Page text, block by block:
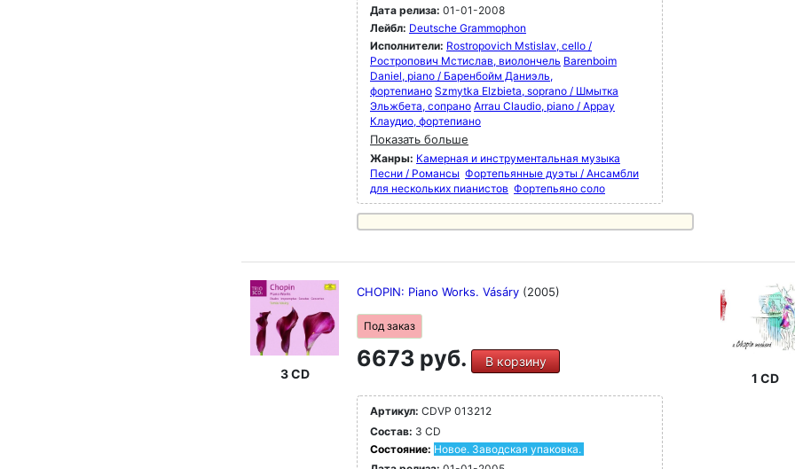
Дата релиза: 01-01-2008
Лейбл: Deutsche Grammophon
Исполнители: Rostropovich Mstislav, cello /
Ростропович Мстислав, виолончель Barenboim
Daniel, piano / Баренбойм Даниэль,
фортепиано Szmytka Elzbieta, soprano / Шмытка
Эльжбета, сопрано Arrau Claudio, piano / Аррау
Клаудио, фортепиано
Показать больше
Жанры: Камерная и инструментальная музыка
Песни / Романсы Фортепьянные дуэты / Ансамбли
для нескольких пианистов Фортепьяно соло
3 CD
CHOPIN: Piano Works. Vásáry (2005)
Под заказ
6673 руб. В корзину
Артикул: CDVP 013212
Состав: 3 CD
Состояние: Новое. Заводская упаковка.
1 CD